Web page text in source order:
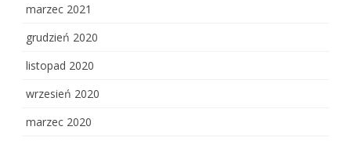
marzec 2021
grudzień 2020
listopad 2020
wrzesień 2020
marzec 2020